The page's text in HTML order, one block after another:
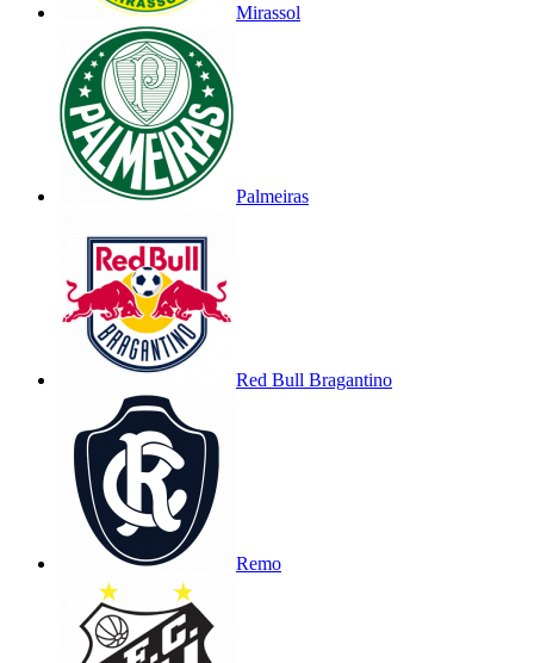
Mirassol
Palmeiras
Red Bull Bragantino
Remo